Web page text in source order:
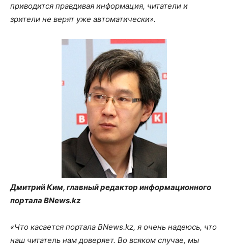
приводится правдивая информация, читатели и
зрители не верят уже автоматически».
Дмитрий Ким, главный редактор информационного
портала BNews.kz
«Что касается портала BNews.kz, я очень надеюсь, что
наш читатель нам доверяет. Во всяком случае, мы